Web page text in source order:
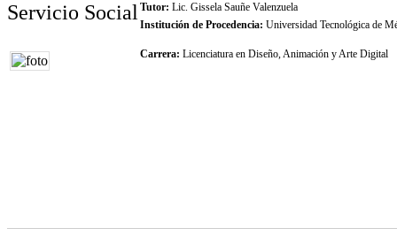
Servicio SocialTutor: Lic. Gissela Sauñe Valenzuela
Institución de Procedencia: Universidad Tecnológica de
Carrera: Licenciatura en Diseño, Animación y Arte Digital